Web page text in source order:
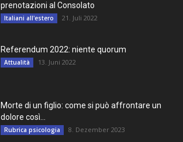
prenotazioni al Consolato
Italiani all'estero 21. Juli 2022
Referendum 2022: niente quorum
Attualità 13. Juni 2022
Morte di un figlio: come si può affrontare un
dolore così...
Rubrica psicologia 8. Dezember 2023